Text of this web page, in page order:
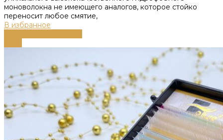
моноволокна не имеющего аналогов, которое стойко
переносит любое смятие,
В избранное